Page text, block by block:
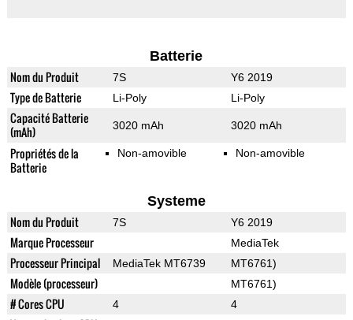
Batterie
Nom du Produit 7S Y6 2019
Type de Batterie Li-Poly Li-Poly
Capacité Batterie
(mAh)
3020 mAh 3020 mAh
Propriétés de la
Batterie
Non-amovible Non-amovible
Systeme
Nom du Produit 7S Y6 2019
Marque Processeur MediaTek
Processeur Principal MediaTek MT6739 MT6761)
Modèle (processeur) MT6761)
# Cores CPU 4 4